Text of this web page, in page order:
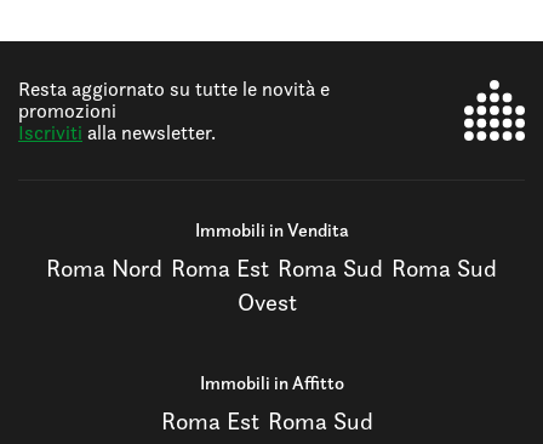
Resta aggiornato su tutte le novità e
promozioni
Iscriviti alla newsletter.
Immobili in Vendita
Roma Nord Roma Est Roma Sud Roma Sud
Ovest
Immobili in Affitto
Roma Est Roma Sud